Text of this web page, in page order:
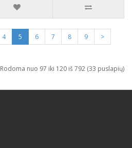
4 5 6 7 8 9
>
Rodoma nuo 97 iki 120 iš 792 (33 puslapių)